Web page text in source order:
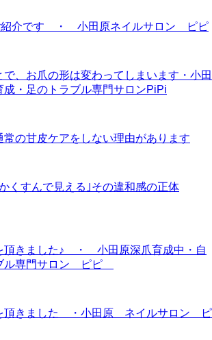
紹介です ・ 小田原ネイルサロン ピピ
で、お爪の形は変わってしまいます・小田
成・足のトラブル専門サロンPiPi
の甘皮ケアをしない理由があります
くすんで見える｣その違和感の正体
頂きました♪ ・ 小田原深爪育成中・自
ル専門サロン ピピ
を頂きました ・小田原 ネイルサロン ピ